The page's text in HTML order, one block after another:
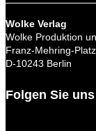
Wolke Verlag
Wolke Produktion
Franz-Mehring-Platz
D-10243 Berlin
Folgen Sie